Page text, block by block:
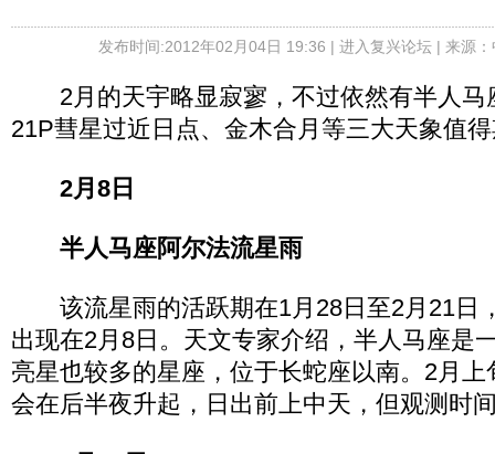
发布时间:2012年02月04日 19:36 | 进入复兴论坛| 来源
2月的天宇略显寂寥，不过依然有半人马
21P彗星过近日点、金木合月等三大天象值
2月8日
半人马座阿尔法流星雨
该流星雨的活跃期在1月28日至2月21日
出现在2月8日。天文专家介绍，半人马座是
亮星也较多的星座，位于长蛇座以南。2月
会在后半夜升起，日出前上中天，但观测时